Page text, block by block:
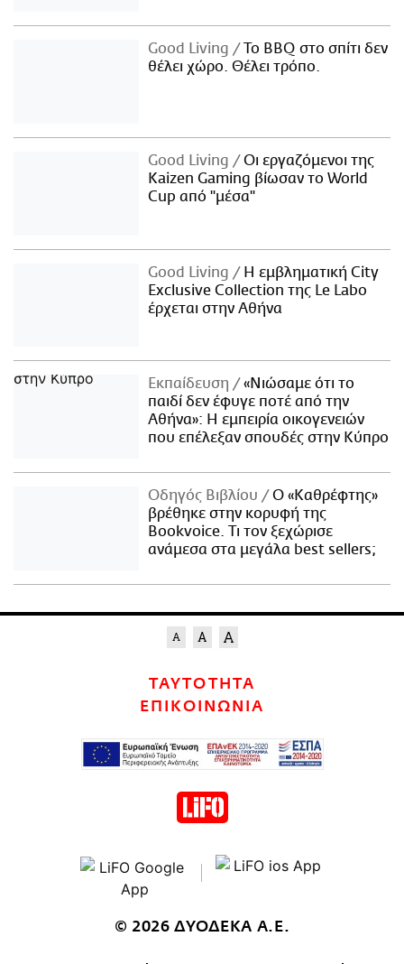
Good Living
Το BBQ στο σπίτι δεν
θέλει χώρο. Θέλει τρόπο.
Good Living
Οι εργαζόμενοι της
Kaizen Gaming βίωσαν το World
Cup από "μέσα"
Good Living
Η εμβληματική City
Exclusive Collection της Le Labo
έρχεται στην Αθήνα
Εκπαίδευση
«Νιώσαμε ότι το
παιδί δεν έφυγε ποτέ από την
Αθήνα»: Η εμπειρία οικογενειών
που επέλεξαν σπουδές στην Κύπρο
Οδηγός Βιβλίου
Ο «Καθρέφτης»
βρέθηκε στην κορυφή της
Bookvoice. Τι τον ξεχώρισε
ανάμεσα στα μεγάλα best sellers;
ΤΑΥΤΟΤΗΤΑ
ΕΠΙΚΟΙΝΩΝΙΑ
© 2026 ΔΥΟΔΕΚΑ Α.Ε.